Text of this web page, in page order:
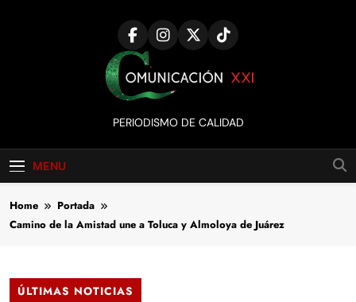
Comunicación
XXI
PERIODISMO DE CALIDAD
MENU
Home
Portada
Camino de la Amistad une a Toluca y Almoloya de Juárez
ÚLTIMAS NOTICIAS